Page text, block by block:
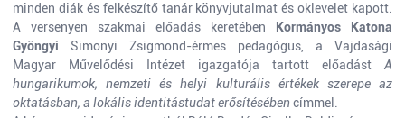
minden diák és felkészítő tanár könyvjutalmat és oklevelet kapott.
A versenyen szakmai előadás keretében
Kormányos Katona
Gyöngyi Simonyi Zsigmond-érmes pedagógus, a Vajdasági
Magyar Művelődési Intézet igazgatója tartott előadást A
hungarikumok, nemzeti és helyi kulturális értékek szerepe az
oktatásban, a lokális identitástudat erősítésében címmel.